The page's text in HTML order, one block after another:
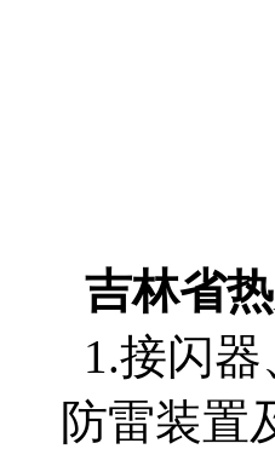
吉林省
1.接闪
防雷装置